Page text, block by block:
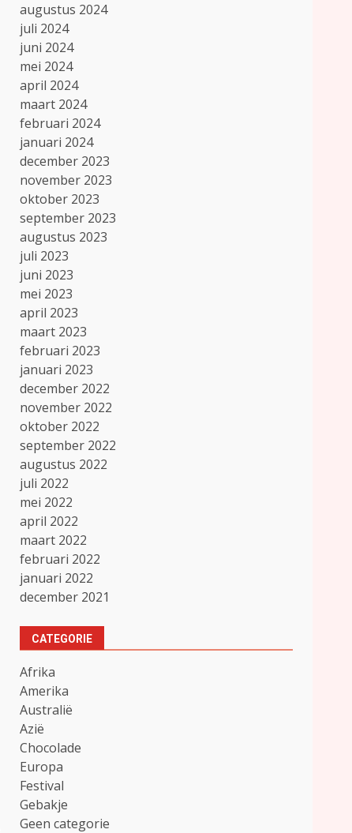
augustus 2024
juli 2024
juni 2024
mei 2024
april 2024
maart 2024
februari 2024
januari 2024
december 2023
november 2023
oktober 2023
september 2023
augustus 2023
juli 2023
juni 2023
mei 2023
april 2023
maart 2023
februari 2023
januari 2023
december 2022
november 2022
oktober 2022
september 2022
augustus 2022
juli 2022
mei 2022
april 2022
maart 2022
februari 2022
januari 2022
december 2021
CATEGORIE
Afrika
Amerika
Australië
Azië
Chocolade
Europa
Festival
Gebakje
Geen categorie